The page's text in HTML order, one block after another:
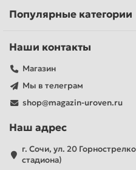
Популярные категории
Наши контакты
Магазин
Мы в телеграм
shop@magazin-uroven.ru
Наш адрес
г. Сочи, ул. 20
стадиона)